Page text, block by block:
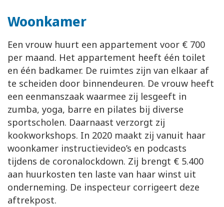
Woonkamer
Een vrouw huurt een appartement voor € 700
per maand. Het appartement heeft één toilet
en één badkamer. De ruimtes zijn van elkaar af
te scheiden door binnendeuren. De vrouw heeft
een eenmanszaak waarmee zij lesgeeft in
zumba, yoga, barre en pilates bij diverse
sportscholen. Daarnaast verzorgt zij
kookworkshops. In 2020 maakt zij vanuit haar
woonkamer instructievideo’s en podcasts
tijdens de coronalockdown. Zij brengt € 5.400
aan huurkosten ten laste van haar winst uit
onderneming. De inspecteur corrigeert deze
aftrekpost.